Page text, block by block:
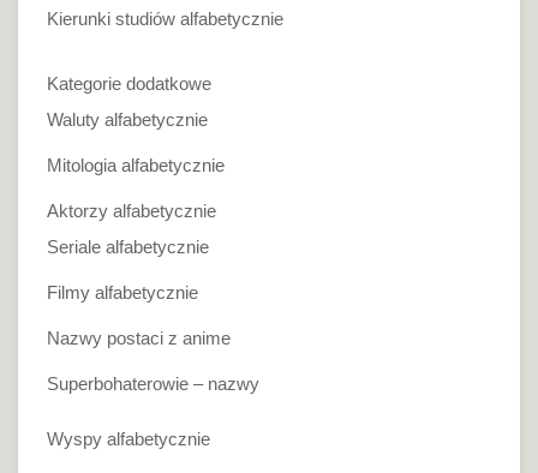
Kierunki studiów alfabetycznie
Kategorie dodatkowe
Waluty alfabetycznie
Mitologia alfabetycznie
Aktorzy alfabetycznie
Seriale alfabetycznie
Filmy alfabetycznie
Nazwy postaci z anime
Superbohaterowie – nazwy
Wyspy alfabetycznie